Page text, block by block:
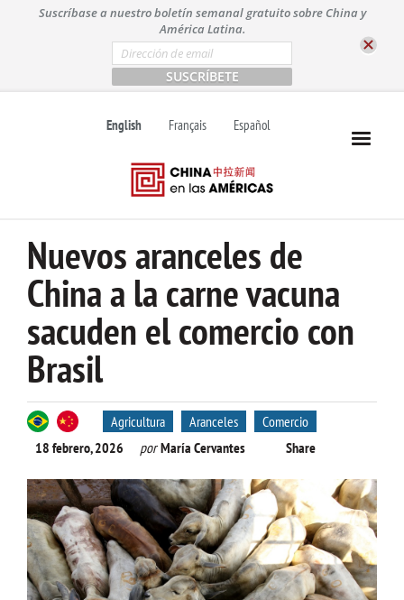
t
Suscríbase a nuestro boletín semanal gratuito sobre China y
América Latina.
E
m
a
i
*
English Français Español
Nuevos aranceles de
China a la carne vacuna
sacuden el comercio con
Brasil
Agricultura Aranceles
Comercio
18 febrero, 2026
porMaría Cervantes Share